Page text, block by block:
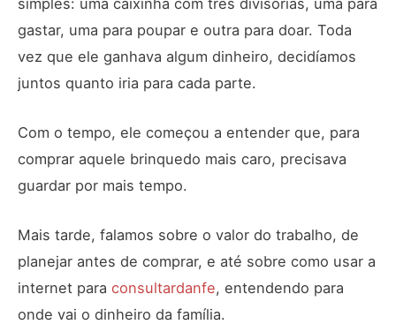
gastar, uma para poupar e outra para doar. Toda
vez que ele ganhava algum dinheiro, decidíamos
juntos quanto iria para cada parte.
Com o tempo, ele começou a entender que, para
comprar aquele brinquedo mais caro, precisava
guardar por mais tempo.
Mais tarde, falamos sobre o valor do trabalho, de
planejar antes de comprar, e até sobre como usar a
internet para consultardanfe, entendendo para
onde vai o dinheiro da família.